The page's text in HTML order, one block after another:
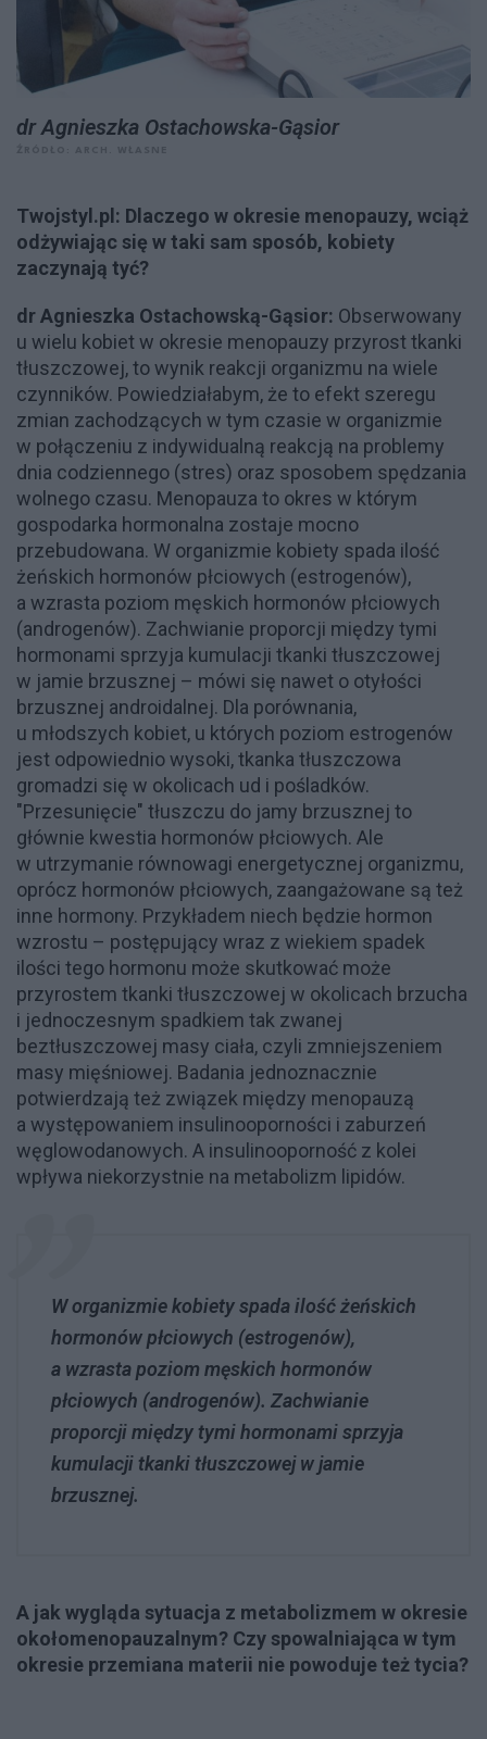
dr Agnieszka Ostachowska-Gąsior
Twojstyl.pl: Dlaczego w okresie menopauzy, wciąż
odżywiając się w taki sam sposób, kobiety
zaczynają tyć?
dr Agnieszka Ostachowską-Gąsior: Obserwowany
u wielu kobiet w okresie menopauzy przyrost tkanki
tłuszczowej, to wynik reakcji organizmu na wiele
czynników. Powiedziałabym, że to efekt szeregu
zmian zachodzących w tym czasie w organizmie
w połączeniu z indywidualną reakcją na problemy
dnia codziennego (stres) oraz sposobem spędzania
wolnego czasu. Menopauza to okres w którym
gospodarka hormonalna zostaje mocno
przebudowana. W organizmie kobiety spada ilość
żeńskich hormonów płciowych (estrogenów),
a wzrasta poziom męskich hormonów płciowych
(androgenów). Zachwianie proporcji między tymi
hormonami sprzyja kumulacji tkanki tłuszczowej
w jamie brzusznej – mówi się nawet o otyłości
brzusznej androidalnej. Dla porównania,
u młodszych kobiet, u których poziom estrogenów
jest odpowiednio wysoki, tkanka tłuszczowa
gromadzi się w okolicach ud i pośladków.
"Przesunięcie" tłuszczu do jamy brzusznej to
głównie kwestia hormonów płciowych. Ale
w utrzymanie równowagi energetycznej organizmu,
oprócz hormonów płciowych, zaangażowane są też
inne hormony. Przykładem niech będzie hormon
wzrostu – postępujący wraz z wiekiem spadek
ilości tego hormonu może skutkować może
przyrostem tkanki tłuszczowej w okolicach brzucha
i jednoczesnym spadkiem tak zwanej
beztłuszczowej masy ciała, czyli zmniejszeniem
masy mięśniowej. Badania jednoznacznie
potwierdzają też związek między menopauzą
a występowaniem insulinooporności i zaburzeń
węglowodanowych. A insulinooporność z kolei
wpływa niekorzystnie na metabolizm lipidów.
W organizmie kobiety spada ilość żeńskich
hormonów płciowych (estrogenów),
a wzrasta poziom męskich hormonów
płciowych (androgenów). Zachwianie
proporcji między tymi hormonami sprzyja
kumulacji tkanki tłuszczowej w jamie
brzusznej.
A jak wygląda sytuacja z metabolizmem w okresie
okołomenopauzalnym? Czy spowalniająca w tym
okresie przemiana materii nie powoduje też tycia?